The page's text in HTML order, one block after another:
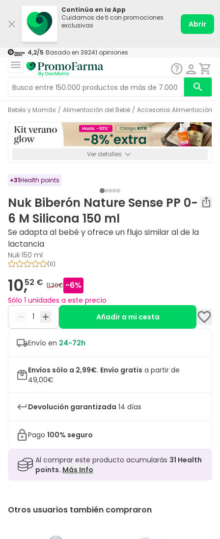
Continúa en la App
Cuidamos de ti con promociones
exclusivas
Abrir
4,2/5 Basado en 39241 opiniones
Bebés y Mamás / Alimentación del Bebé / Accesorios Alimentación
Ver detalles
+31Health points
Nuk Biberón Nature Sense PP 0-
6 M Silicona 150 ml
Se adapta al bebé y ofrece un flujo similar al de la
lactancia
Nuk·150 ml
(0)
10,52 € 11,20€ -6%
Sólo 1 unidades a este precio
Añadir a mi cesta
Envío en 24-72h
Envíos sólo a 2,99€. Envío gratis a partir de
49,00€
Devolución garantizada 14 días
Pago 100% seguro
Al comprar este producto acumularás 31 Health
points. Más Info
Otros usuarios también compraron